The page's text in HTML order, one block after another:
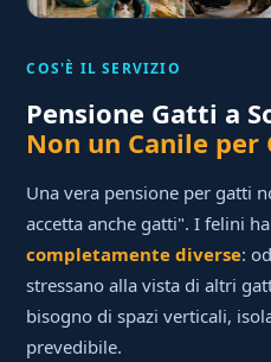
COS'È IL SERVIZIO
Pensione Gatti a
Non un Canile per
Una vera pensione per gatti
accetta anche gatti". I felini
completamente diverse:
stressano alla vista di altri
bisogno di spazi verticali,
prevedibile.